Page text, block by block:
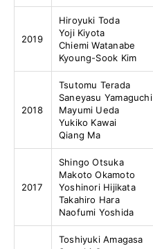
2019
Hiroyuki Toda
Yoji Kiyota
Chiemi Watanabe
Kyoung-Sook Kim
2018
Tsutomu Terada
Saneyasu Yamaguchi
Mayumi Ueda
Yukiko Kawai
Qiang Ma
2017
Shingo Otsuka
Makoto Okamoto
Yoshinori Hijikata
Takahiro Hara
Naofumi Yoshida
Toshiyuki Amagasa